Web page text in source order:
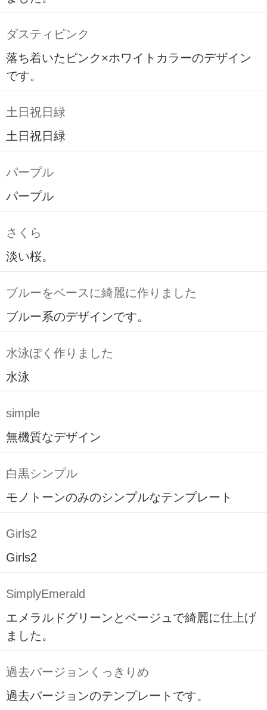
ダスティピンク
落ち着いたピンク×ホワイトカラーのデザイン
です。
土日祝日緑
土日祝日緑
パープル
パープル
さくら
淡い桜。
ブルーをベースに綺麗に作りました
ブルー系のデザインです。
水泳ぽく作りました
水泳
simple
無機質なデザイン
白黒シンプル
モノトーンのみのシンプルなテンプレート
Girls2
Girls2
SimplyEmerald
エメラルドグリーンとベージュで綺麗に仕上げ
ました。
過去バージョンくっきりめ
過去バージョンのテンプレートです。